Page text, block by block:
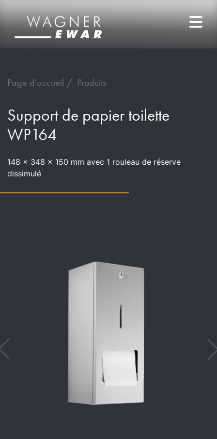
Page d'accueil Produits
Support de papier toilette
WP164
148 x 348 x 150 mm avec 1 rouleau de réserve
dissimulé